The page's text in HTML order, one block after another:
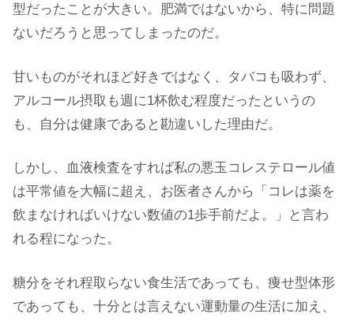
型だったことが大きい。肥満ではないから、特に問題
ないだろうと思ってしまったのだ。
甘いものがそれほど好きではなく、タバコも吸わず、
アルコール摂取も週に1杯飲む程度だったというの
も、自分は健康であると勘違いした理由だ。
しかし、血液検査をすれば私の悪玉コレステロール値
は平常値を大幅に超え、お医者さんから「コレは薬を
飲まなければいけない数値の1歩手前だよ。」と言わ
れる程になった。
糖分をそれ程取らない食生活であっても、痩せ型体形
であっても、十分とは言えない運動量の生活に加え、